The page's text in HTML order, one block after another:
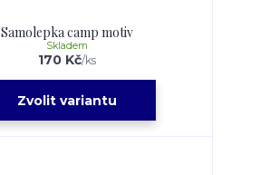
Samolepka camp motiv
170 Kč/ks
Skladem
Zvolit variantu